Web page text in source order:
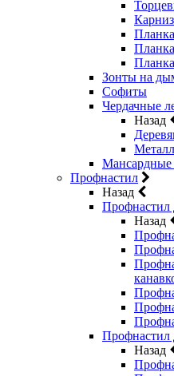
Зонты на
Софиты
Чердачные
Назад
Мансардные
Профнастил
Назад
Профнастил
Назад
Профнастил
Назад